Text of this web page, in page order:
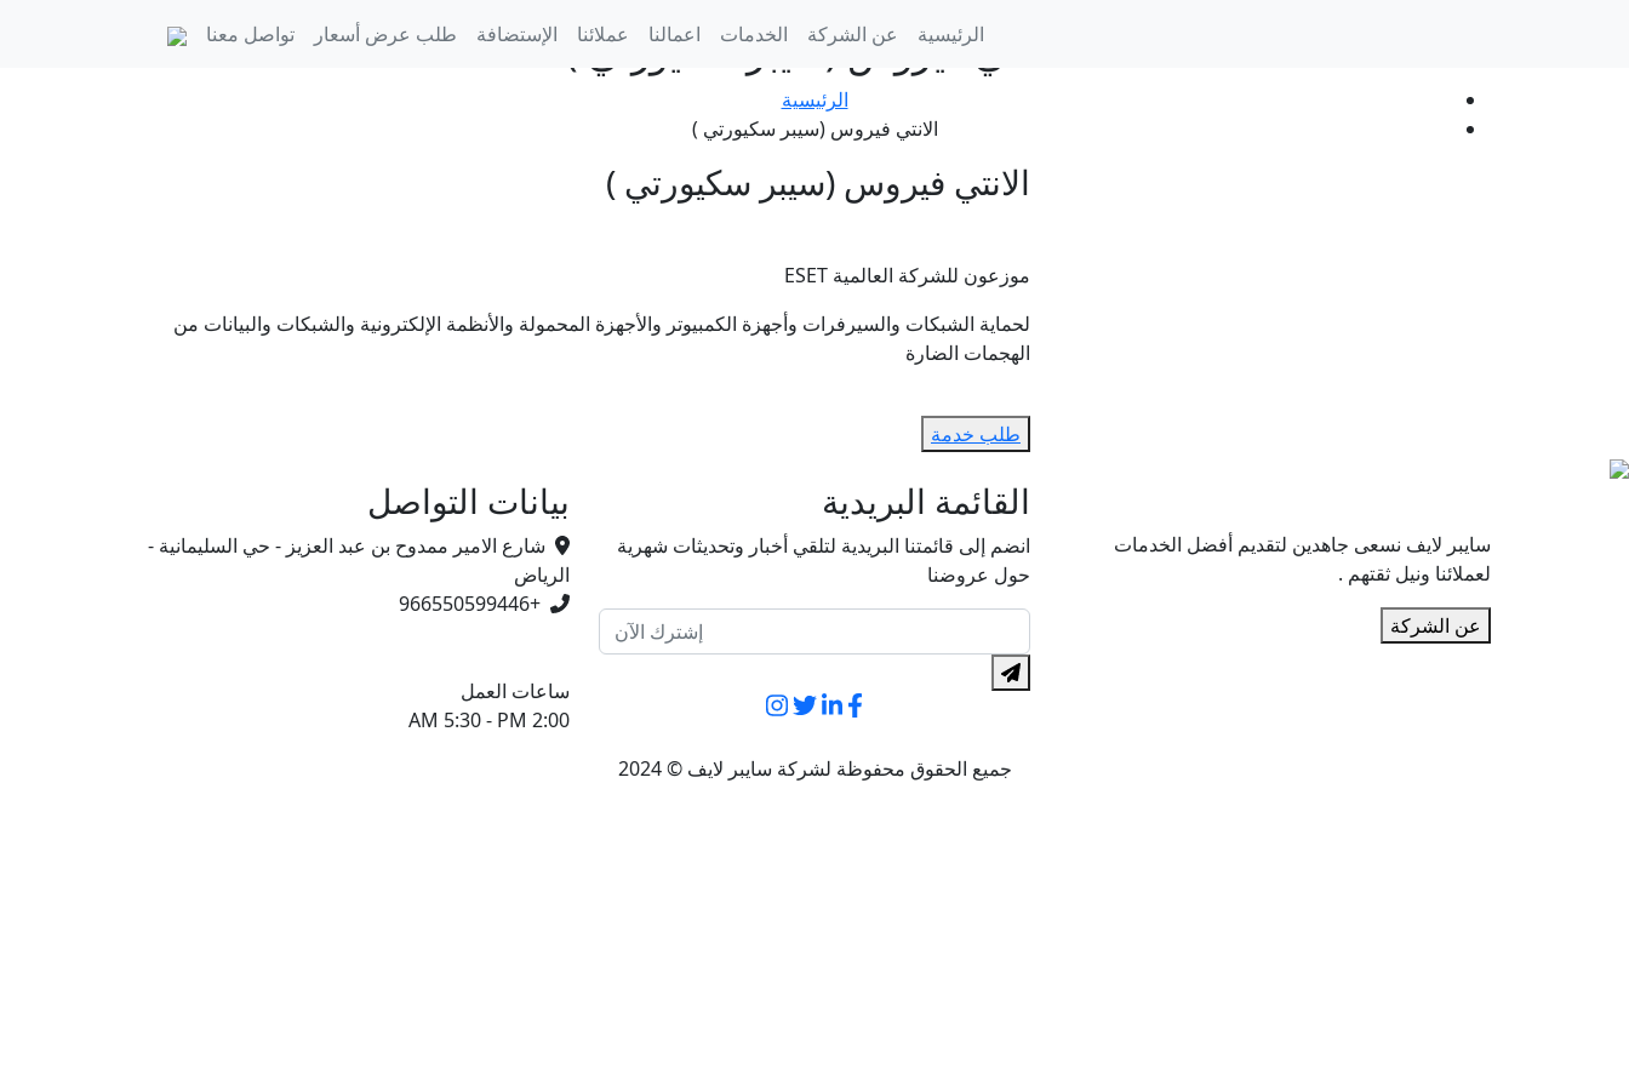
الرئيسية عن الشركة الخدمات اعمالنا عملائنا الإستضافة طلب عرض أسعار تواصل معنا الانتي فيروس (سيبر سكيورتي )
الرئيسية
الانتي فيروس (سيبر سكيورتي )
الانتي فيروس (سيبر سكيورتي )
موزعون للشركة العالمية ESET
لحماية الشبكات والسيرفرات وأجهزة الكمبيوتر والأجهزة المحمولة والأنظمة الإلكترونية والشبكات والبيانات من
الهجمات الضارة
طلب خدمة
سايبر لايف نسعى جاهدين لتقديم أفضل الخدمات
لعملائنا ونيل ثقتهم .
عن الشركة
القائمة البريدية
انضم إلى قائمتنا البريدية لتلقي أخبار وتحديثات شهرية
حول عروضنا
بيانات التواصل
شارع الامير ممدوح بن عبد العزيز - حي السليمانية -
الرياض
+966550599446
ساعات العمل
AM 5:30 - PM 2:00
جميع الحقوق محفوظة لشركة سايبر لايف © 2024